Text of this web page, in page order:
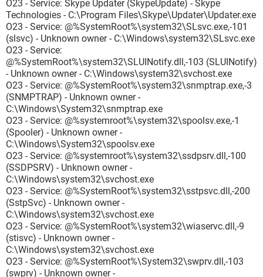
O23 - Service: Skype Updater (SkypeUpdate) - Skype
Technologies - C:\Program Files\Skype\Updater\Updater.exe
O23 - Service: @%SystemRoot%\system32\SLsvc.exe,-101
(slsvc) - Unknown owner - C:\Windows\system32\SLsvc.exe
O23 - Service:
@%SystemRoot%\system32\SLUINotify.dll,-103 (SLUINotify)
- Unknown owner - C:\Windows\system32\svchost.exe
O23 - Service: @%SystemRoot%\system32\snmptrap.exe,-3
(SNMPTRAP) - Unknown owner -
C:\Windows\System32\snmptrap.exe
O23 - Service: @%systemroot%\system32\spoolsv.exe,-1
(Spooler) - Unknown owner -
C:\Windows\System32\spoolsv.exe
O23 - Service: @%systemroot%\system32\ssdpsrv.dll,-100
(SSDPSRV) - Unknown owner -
C:\Windows\system32\svchost.exe
O23 - Service: @%SystemRoot%\system32\sstpsvc.dll,-200
(SstpSvc) - Unknown owner -
C:\Windows\system32\svchost.exe
O23 - Service: @%SystemRoot%\system32\wiaservc.dll,-9
(stisvc) - Unknown owner -
C:\Windows\system32\svchost.exe
O23 - Service: @%SystemRoot%\System32\swprv.dll,-103
(swprv) - Unknown owner -